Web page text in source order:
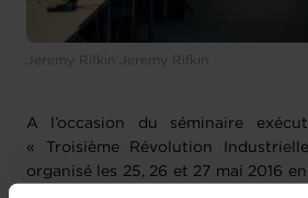
Jeremy Rifkin Jeremy Rifkin
A l’occasion du séminaire
« Troisième Révolution
organisé les 25, 26 et 27 mai 2016